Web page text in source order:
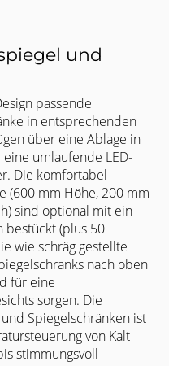
und
passende
in entsprechenden
über eine Ablage in
umlaufende LED-
Die komfortabel
(600 mm Höhe, 200 mm
sind optional mit ein
bestückt (plus 50
wie schräg gestellte
nach oben
für eine
sorgen. Die
Spiegelschränken ist
von Kalt
stimmungsvoll